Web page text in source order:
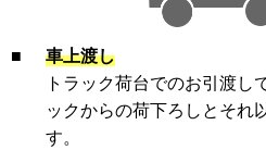
■
車上渡し
トラック荷台でのお引渡し
ックからの荷下ろしとそれ
す。